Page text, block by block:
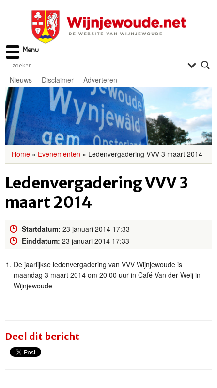
Nieuws Disclaimer Adverteren
Home » Evenementen » Ledenvergadering VVV 3 maart 2014
Ledenvergadering VVV 3
maart 2014
Startdatum: 23 januari 2014 17:33
Einddatum: 23 januari 2014 17:33
De jaarlijkse ledenvergadering van VVV Wijnjewoude is
maandag 3 maart 2014 om 20.00 uur in Café Van der Weij in
Wijnjewoude
Deel dit bericht
Menu